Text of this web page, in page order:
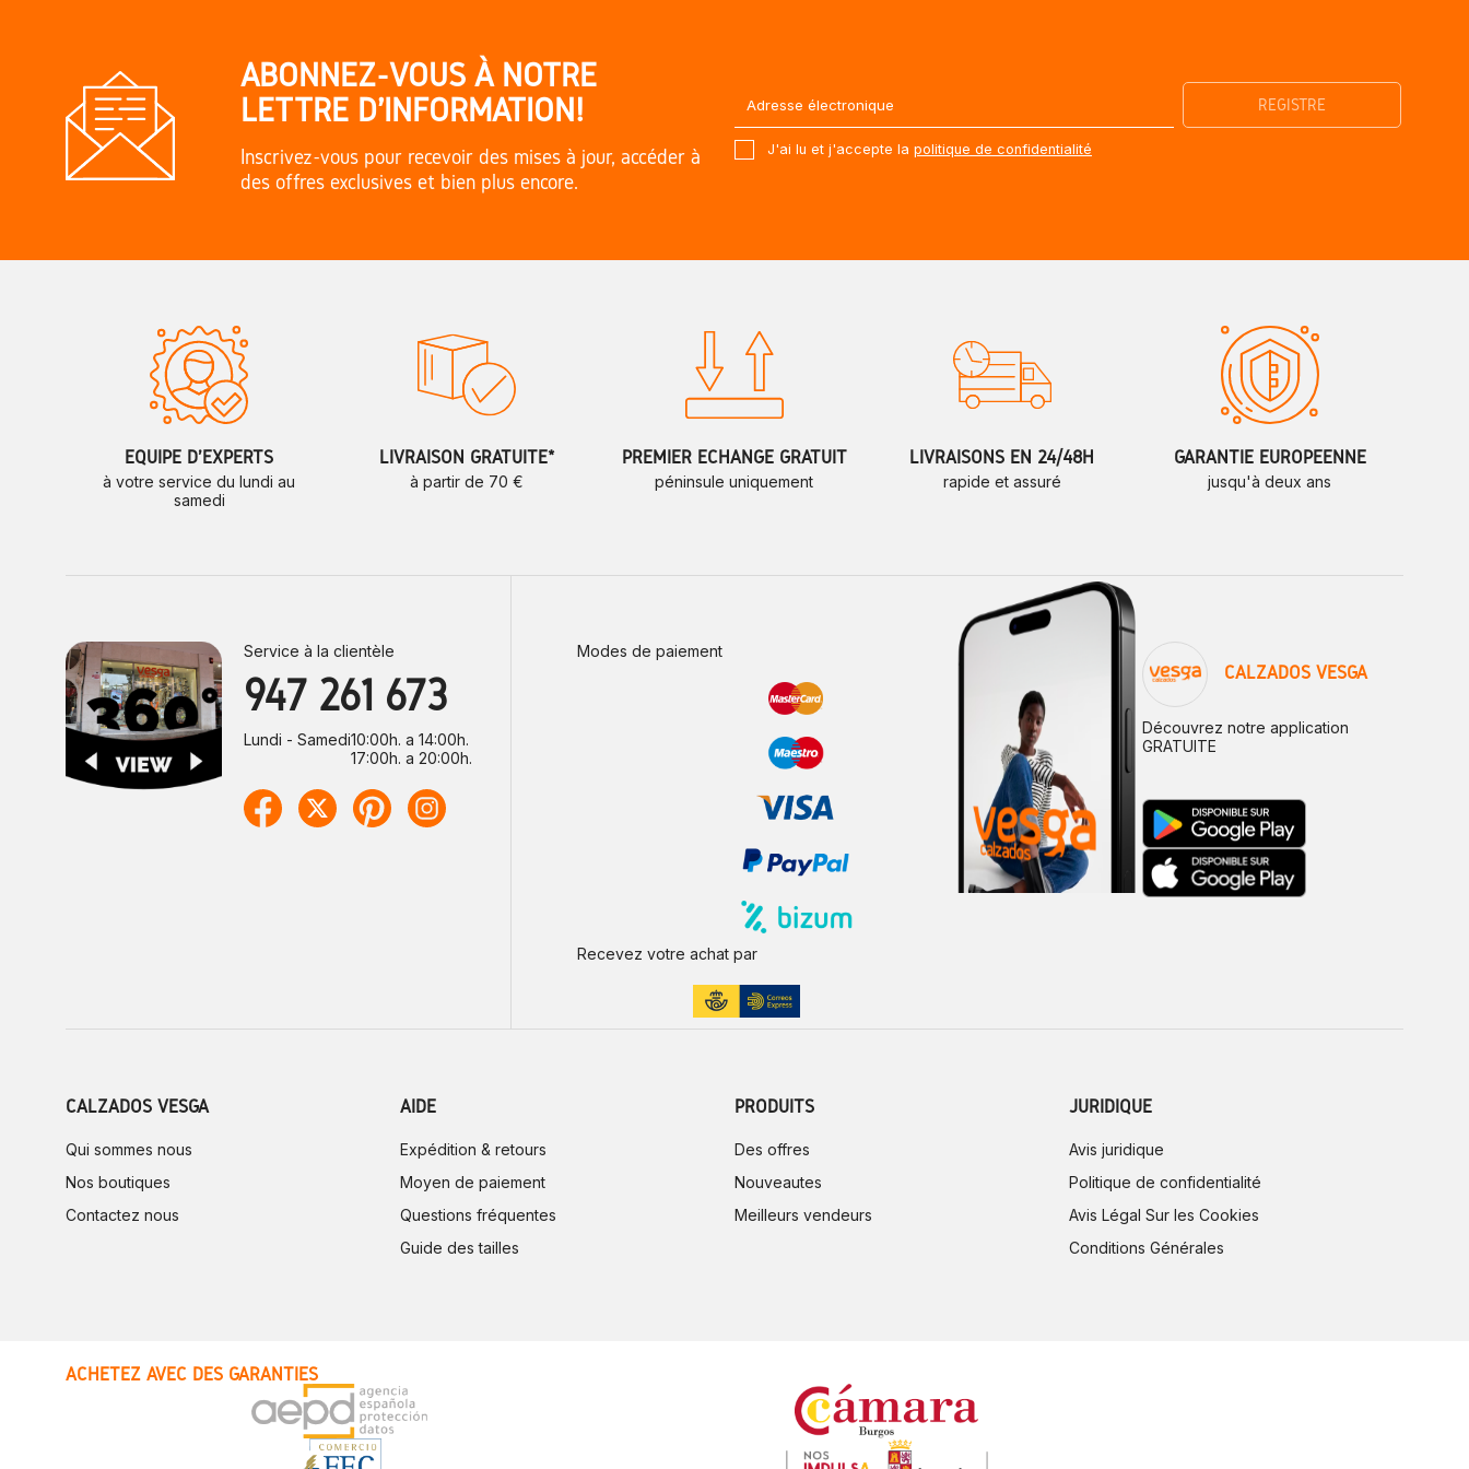
ABONNEZ-VOUS À NOTRE
LETTRE D'INFORMATION!
Inscrivez-vous pour recevoir des mises à jour, accéder à
des offres exclusives et bien plus encore.
J'ai lu et j'accepte la politique de confidentialité
ÉQUIPE D'EXPERTS
à votre service du lundi au
samedi
LIVRAISON GRATUITE*
à partir de 70 €
PREMIER ÉCHANGE GRATUIT
péninsule uniquement
LIVRAISONS EN 24/48H
rapide et assuré
GARANTIE EUROPÉENNE
jusqu'à deux ans
Service à la clientèle
947 261 673
Lundi - Samedi10:00h. a 14:00h.
17:00h. a 20:00h.
Modes de paiement
Recevez votre achat par
CALZADOS VESGA
Découvrez notre application
GRATUITE
CALZADOS VESGA
Qui sommes nous
Nos boutiques
Contactez nous
AIDE
Expédition & retours
Moyen de paiement
Questions fréquentes
Guide des tailles
PRODUITS
Des offres
Nouveautes
Meilleurs vendeurs
JURIDIQUE
Avis juridique
Politique de confidentialité
Avis Légal Sur les Cookies
Conditions Générales
ACHETEZ AVEC DES GARANTIES